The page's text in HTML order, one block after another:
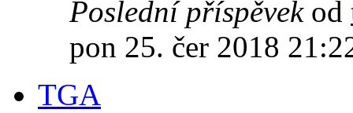
Poslední příspěvek od
pon 25. čer 2018
TGA